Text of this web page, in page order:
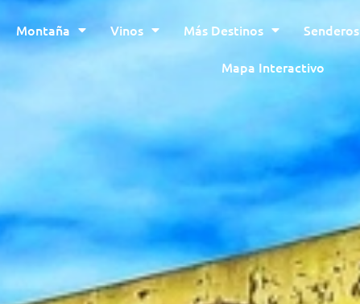
Montaña Vinos Más Destinos Senderos
Mapa Interactivo